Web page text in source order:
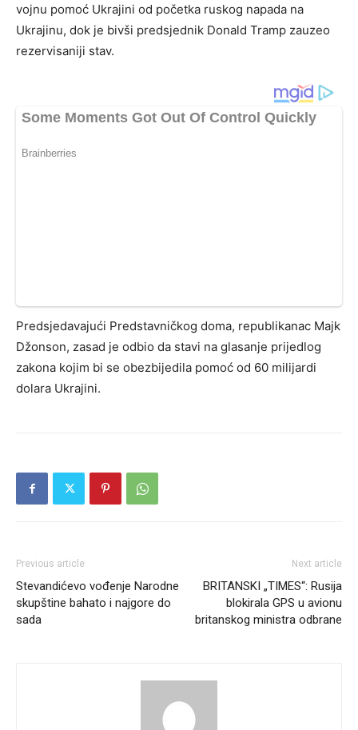
vojnu pomoć Ukrajini od početka ruskog napada na
Ukrajinu, dok je bivši predsjednik Donald Tramp zauzeo
rezervisaniji stav.
Predsjedavajući Predstavničkog doma, republikanac Majk
Džonson, zasad je odbio da stavi na glasanje prijedlog
zakona kojim bi se obezbijedila pomoć od 60 milijardi
dolara Ukrajini.
Previous article
Stevandićevo vođenje Narodne
skupštine bahato i najgore do
sada
Next article
BRITANSKI „TIMES“: Rusija
blokirala GPS u avionu
britanskog ministra odbrane